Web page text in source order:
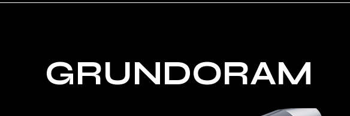
GRUNDORAM